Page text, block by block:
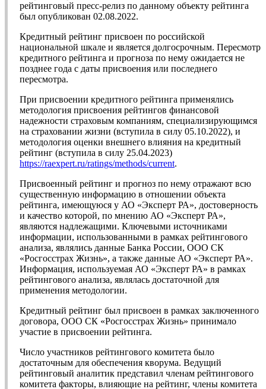
рейтинговый пресс-релиз по данному объекту рейтинга
был опубликован 02.08.2022.
Кредитный рейтинг присвоен по российской
национальной шкале и является долгосрочным. Пересмотр
кредитного рейтинга и прогноза по нему ожидается не
позднее года с даты присвоения или последнего
пересмотра.
При присвоении кредитного рейтинга применялись
методология присвоения рейтингов финансовой
надежности страховым компаниям, специализирующимся
на страховании жизни (вступила в силу 05.10.2022), и
методология оценки внешнего влияния на кредитный
рейтинг (вступила в силу 25.04.2023)
https://raexpert.ru/ratings/methods/current.
Присвоенный рейтинг и прогноз по нему отражают всю
существенную информацию в отношении объекта
рейтинга, имеющуюся у АО «Эксперт РА», достоверность
и качество которой, по мнению АО «Эксперт РА»,
являются надлежащими. Ключевыми источниками
информации, использованными в рамках рейтингового
анализа, являлись данные Банка России, ООО СК
«Росгосстрах Жизнь», а также данные АО «Эксперт РА».
Информация, используемая АО «Эксперт РА» в рамках
рейтингового анализа, являлась достаточной для
применения методологии.
Кредитный рейтинг был присвоен в рамках заключенного
договора, ООО СК «Росгосстрах Жизнь» принимало
участие в присвоении рейтинга.
Число участников рейтингового комитета было
достаточным для обеспечения кворума. Ведущий
рейтинговый аналитик представил членам рейтингового
комитета факторы, влияющие на рейтинг, члены комитета